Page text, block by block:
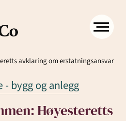
avklaring om erstatningsansvar
- bygg og anlegg
Høyesteretts